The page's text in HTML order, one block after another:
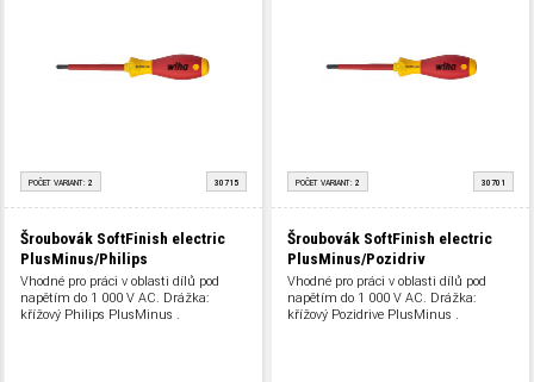
POČET VARIANT: 2 30715
Šroubovák SoftFinish electric
PlusMinus/Philips
Vhodné pro práci v oblasti dílů pod
napětím do 1 000 V AC. Drážka:
křížový Philips PlusMinus .
POČET VARIANT: 2 30701
Šroubovák SoftFinish electric
PlusMinus/Pozidriv
Vhodné pro práci v oblasti dílů pod
napětím do 1 000 V AC. Drážka:
křížový Pozidrive PlusMinus .